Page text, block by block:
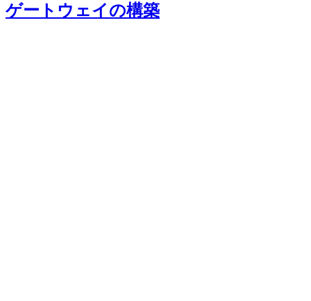
ゲートウェイの構築